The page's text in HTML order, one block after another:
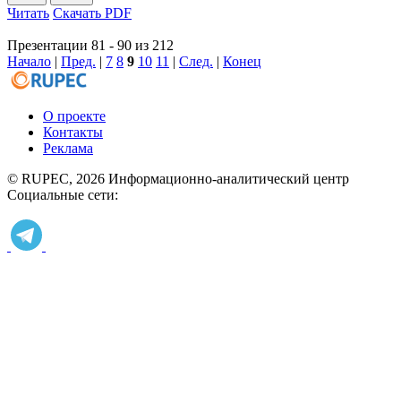
Читать Скачать PDF
Презентации 81 - 90 из 212
Начало | Пред. | 7 8 9 10 11 | След. | Конец
О проекте
Контакты
Реклама
© RUPEC, 2026 Информационно-аналитический центр
Социальные сети: